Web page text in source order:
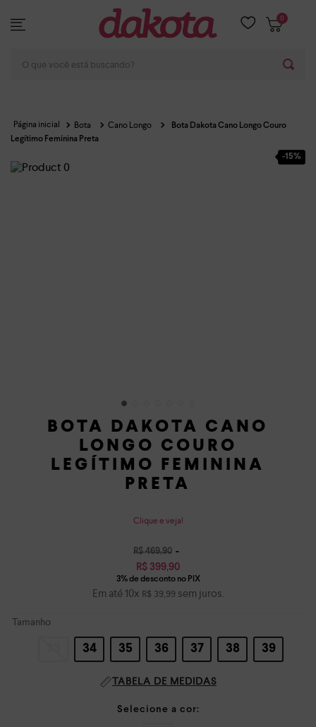
0
Bota Cano Longo
Bota Dakota Cano Longo Couro
Legítimo Feminina Preta
-15%
BOTA DAKOTA CANO
LONGO COURO
LEGÍTIMO FEMININA
PRETA
Clique e veja!
R$ 469,90
R$ 399,90
Em até10x R$ 39,99 sem juros.
Tamanho
34 35 36 37 38 39
TABELA DE MEDIDAS